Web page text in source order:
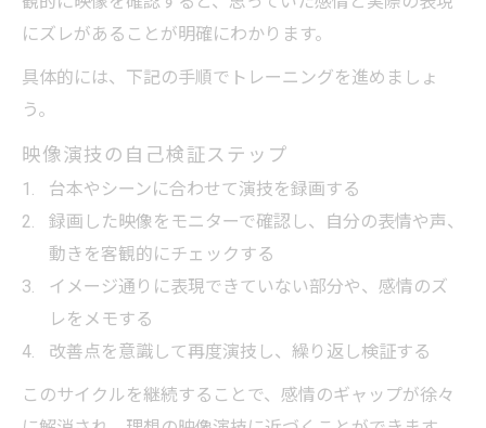
ト
客観的視点が映像演技力を大きく伸ばす理
由
術
フィードバックを映像演技の武器に変える
方法
映像演技の新たな表現力を引き出す自己分
析
にズレがあることが明確にわかります。
具体的には、下記の手順でトレーニングを進めましょ
う。
映像演技の自己検証ステップ
台本やシーンに合わせて演技を録画する
録画した映像をモニターで確認し、自分の表情や声、
動きを客観的にチェックする
イメージ通りに表現できていない部分や、感情のズ
レをメモする
改善点を意識して再度演技し、繰り返し検証する
このサイクルを継続することで、感情のギャップが徐々